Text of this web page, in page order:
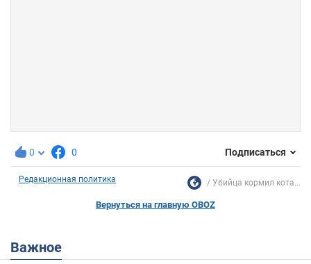
0 0 Подписаться
Редакционная политика Убийца кормил кота...
Вернуться на главную OBOZ
Важное